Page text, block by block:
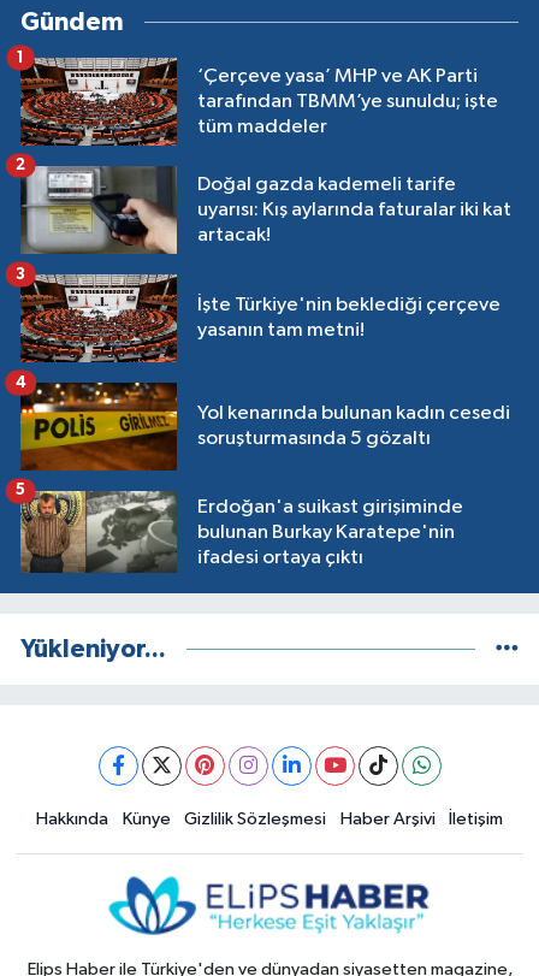
Gündem
‘Çerçeve yasa’ MHP ve AK Parti
tarafından TBMM’ye sunuldu; işte
tüm maddeler
1
Doğal gazda kademeli tarife
uyarısı: Kış aylarında faturalar iki kat
artacak!
2
İşte Türkiye'nin beklediği çerçeve
yasanın tam metni!
3
Yol kenarında bulunan kadın cesedi
soruşturmasında 5 gözaltı
4
Erdoğan'a suikast girişiminde
bulunan Burkay Karatepe'nin
ifadesi ortaya çıktı
5
Yükleniyor...
Hakkında Künye Gizlilik Sözleşmesi Haber Arşivi İletişim
Elips Haber ile Türkiye'den ve dünyadan siyasetten magazine,